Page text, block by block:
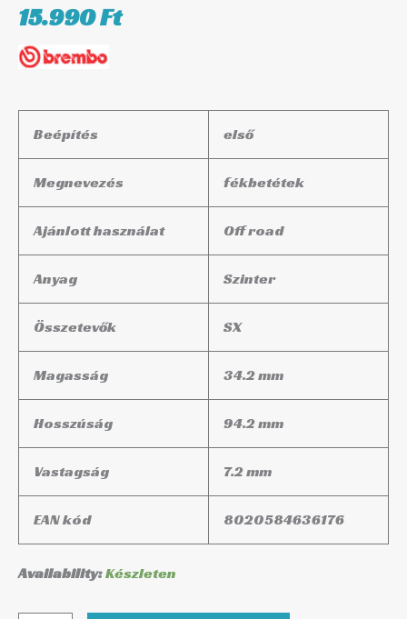
15.990Ft
Beépítés első
Megnevezés fékbetétek
Ajánlott használat Off road
Anyag Szinter
Összetevők SX
Magasság 34.2 mm
Hosszúság 94.2 mm
Vastagság 7.2 mm
EAN kód 8020584636176
Availability:Készleten